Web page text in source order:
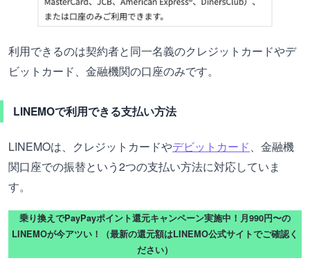
利用できるのは契約者と同一名義のクレジットカードやデ
ビットカード、金融機関の口座のみです。
LINEMOで利用できる支払い方法
LINEMOは、クレジットカードやデビットカード、金融機
関口座での振替という2つの支払い方法に対応していま
す。
乗り換えでPayPayポイント還元キャンペーン実施中！月990円〜の
LINEMOが今アツい！（最新の還元額はLINEMO公式サイトでご確認く
ださい）